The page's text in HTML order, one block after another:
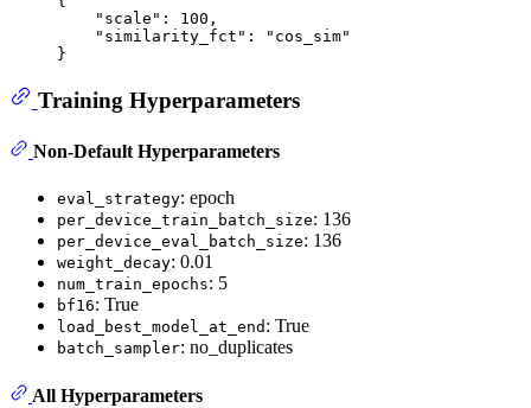
"scale" : 100 ,
"similarity_fct" :
"cos_sim"
}
Training Hyperparameters
Non-Default Hyperparameters
eval_strategy: epoch
per_device_train_batch_size: 136
per_device_eval_batch_size: 136
weight_decay: 0.01
num_train_epochs: 5
bf16: True
load_best_model_at_end : True
batch_sampler: no_duplicates
All Hyperparameters